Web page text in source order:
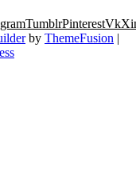
TumblrPinterestVk
by ThemeFusion |